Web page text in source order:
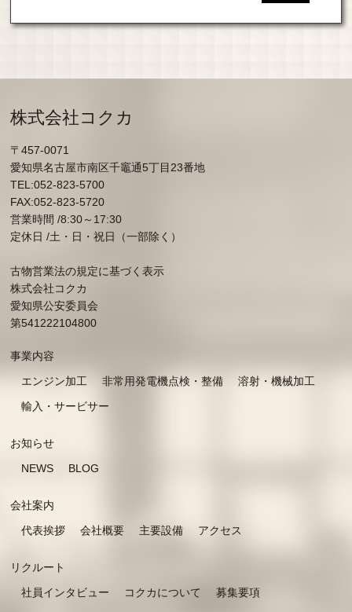
株式会社コクカ
〒457-0071
愛知県名古屋市南区千竈通5丁目23番地
TEL:052-823-5700
FAX:052-823-5720
営業時間 /8:30～17:30
定休日 /土・日・祝日（一部除く）
古物営業法の規定に基づく表示
株式会社コクカ
愛知県公安委員会
第541222104800
事業内容
エンジン加工
非常用発電機点検・整備
溶射・機械加工
輸入・サービサー
お知らせ
NEWS
BLOG
会社案内
代表挨拶
会社概要 主要設備 アクセス
リクルート
社員インタビュー
コクカについて 募集要項